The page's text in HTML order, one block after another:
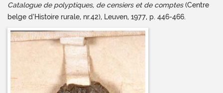
Catalogue de polyptiques, de censiers et de comptes(Centre
belge d’Histoire rurale, nr.42), Leuven, 1977, p. 446-466.